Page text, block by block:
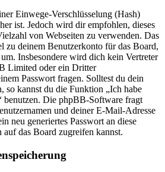
Einwege-Verschlüsselung (Hash)
ist. Jedoch wird dir empfohlen, dieses
von Webseiten zu verwenden. Das
zu deinem Benutzerkonto für das Board,
Insbesondere wird dich kein Vertreter
Limited oder ein Dritter
Passwort fragen. Solltest du dein
so kannst du die Funktion „Ich habe
benutzen. Die phpBB-Software fragt
und deiner E-Mail-Adresse
neu generiertes Passwort an diese
auf das Board zugreifen kannst.